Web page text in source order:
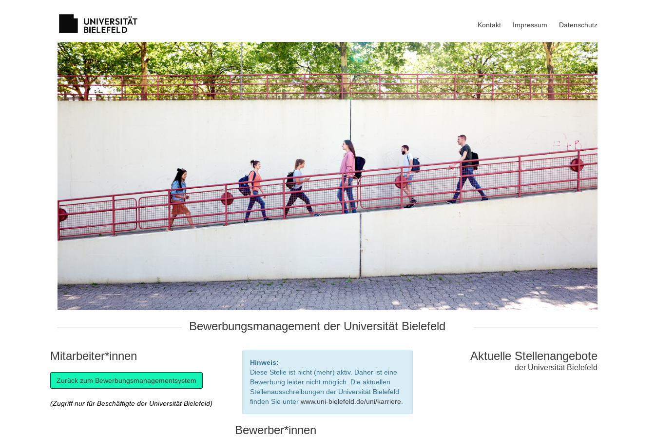
Kontakt Impressum Datenschutz
Bewerbungsmanagement der Universität Bielefeld
Mitarbeiter*innen
(Zugriff nur für Beschäftigte der Universität Bielefeld)
Hinweis:
Diese Stelle ist nicht (mehr) aktiv. Daher ist eine
Bewerbung leider nicht möglich. Die aktuellen
Stellenausschreibungen der Universität Bielefeld
finden Sie unterwww.uni-bielefeld.de/uni/karriere
Bewerber*innen
Aktuelle Stellenangebote
der Universität Bielefeld